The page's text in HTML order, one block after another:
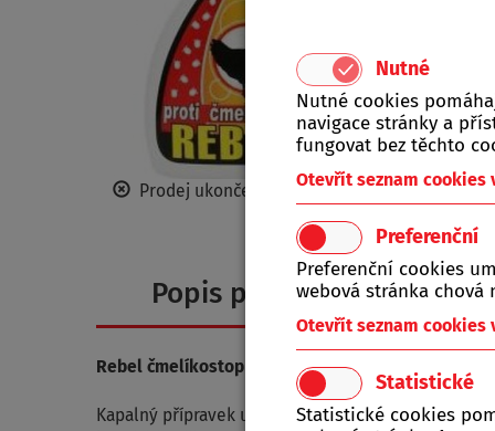
Nutné
Nutné cookies
navigace stránky a
fungovat bez těchto
Otevřít seznam cookies
Preferenční
Preferenční cookies
webová stránka chová
Otevřít seznam cookies
Statistické
Statistické cookies
Prodej ukončen
Popis produktu
Rebel čmelíkostop 250 ml
Kapalný přípravek určený k hubení čmelíků